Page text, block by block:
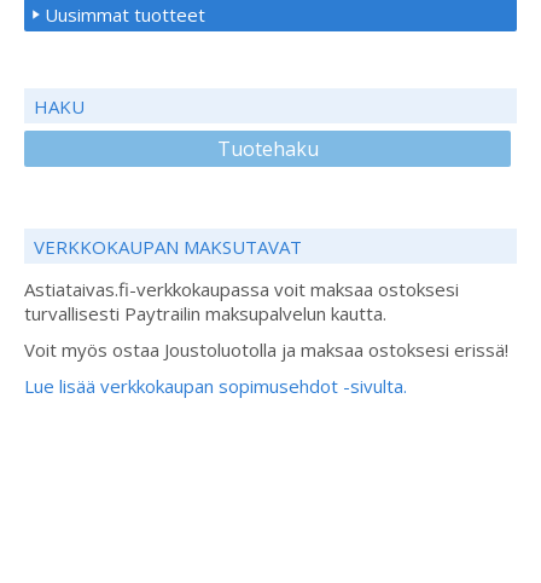
Uusimmat tuotteet
HAKU
Tuotehaku
VERKKOKAUPAN MAKSUTAVAT
Astiataivas.fi-verkkokaupassa voit maksaa ostoksesi
turvallisesti Paytrailin maksupalvelun kautta.
Voit myös ostaa Joustoluotolla ja maksaa ostoksesi erissä!
Lue lisää verkkokaupan sopimusehdot -sivulta.